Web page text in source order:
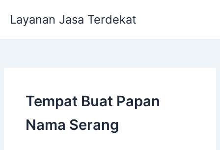
Layanan Jasa Terdekat
Tempat Buat Papan
Nama Serang